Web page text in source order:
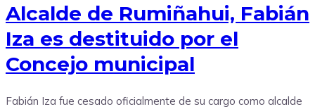
Alcalde de Rumiñahui, Fabián
Iza es destituido por el
Concejo municipal
Fabián Iza fue cesado oficialmente de su cargo como alcalde